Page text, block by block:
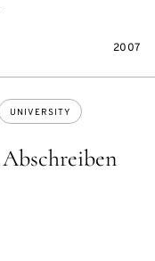
2007
UNIVERSITY